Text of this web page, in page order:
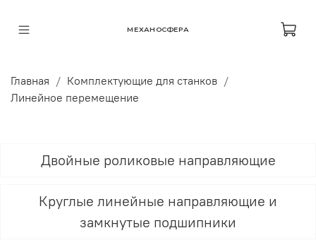
МЕХАНОСФЕРА
Главная
Комплектующие для станков
Линейное перемещение
Двойные роликовые направляющие
Круглые линейные направляющие и
замкнутые подшипники